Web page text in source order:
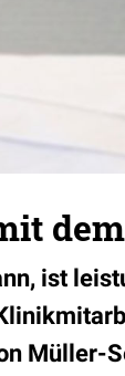
ist
Müller-